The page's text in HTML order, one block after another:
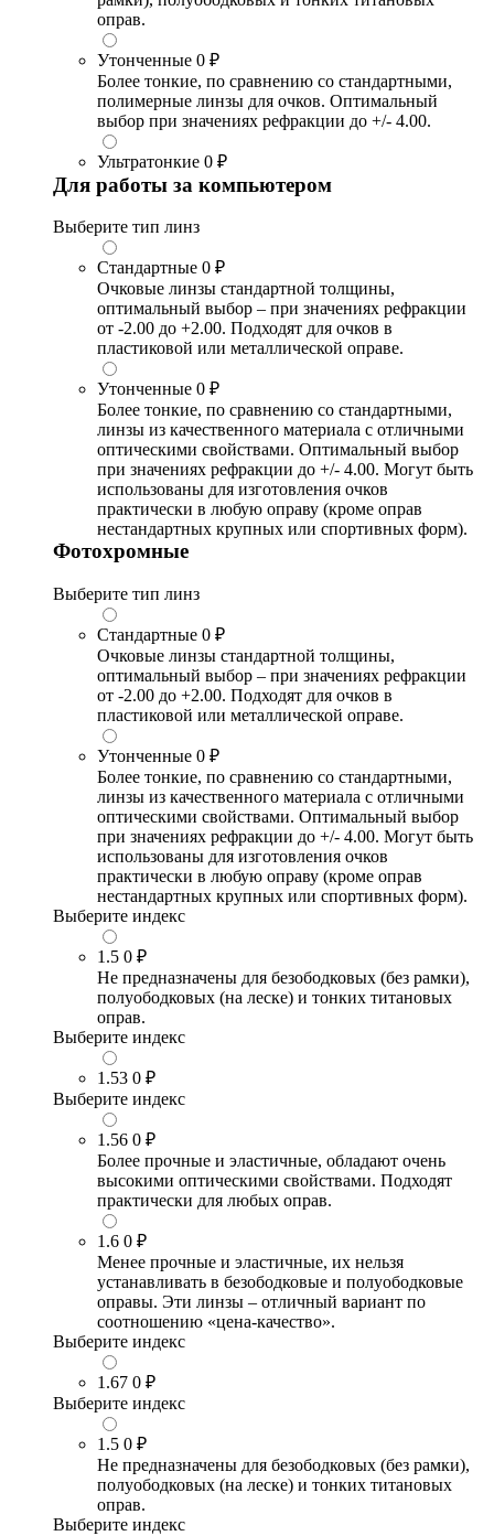
оправ.
Утонченные 0 ₽
Более тонкие, по сравнению со стандартными,
полимерные линзы для очков. Оптимальный
выбор при значениях рефракции до +/- 4.00.
Ультратонкие 0 ₽
Для работы за компьютером
Выберите тип линз
Стандартные 0 ₽
Очковые линзы стандартной толщины,
оптимальный выбор – при значениях рефракции
от -2.00 до +2.00. Подходят для очков в
пластиковой или металлической оправе.
Утонченные 0 ₽
Более тонкие, по сравнению со стандартными,
линзы из качественного материала с отличными
оптическими свойствами. Оптимальный выбор
при значениях рефракции до +/- 4.00. Могут быть
использованы для изготовления очков
практически в любую оправу (кроме оправ
нестандартных крупных или спортивных форм).
Фотохромные
Выберите тип линз
Стандартные 0 ₽
Очковые линзы стандартной толщины,
оптимальный выбор – при значениях рефракции
от -2.00 до +2.00. Подходят для очков в
пластиковой или металлической оправе.
Утонченные 0 ₽
Более тонкие, по сравнению со стандартными,
линзы из качественного материала с отличными
оптическими свойствами. Оптимальный выбор
при значениях рефракции до +/- 4.00. Могут быть
использованы для изготовления очков
практически в любую оправу (кроме оправ
нестандартных крупных или спортивных форм).
Выберите индекс
1.5 0 ₽
Не предназначены для безободковых (без рамки),
полуободковых (на леске) и тонких титановых
оправ.
Выберите индекс
1.53 0 ₽
Выберите индекс
1.56 0 ₽
Более прочные и эластичные, обладают очень
высокими оптическими свойствами. Подходят
практически для любых оправ.
1.6 0 ₽
Менее прочные и эластичные, их нельзя
устанавливать в безободковые и полуободковые
оправы. Эти линзы – отличный вариант по
соотношению «цена-качество».
Выберите индекс
1.67 0 ₽
Выберите индекс
1.5 0 ₽
Не предназначены для безободковых (без рамки),
полуободковых (на леске) и тонких титановых
оправ.
Выберите индекс